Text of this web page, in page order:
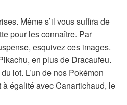
Même s’il vous suffira de
pour les connaître. Par
esquivez ces images.
en plus de Dracaufeu.
lot. L’un de nos Pokémon
égalité avec Canartichaud, le